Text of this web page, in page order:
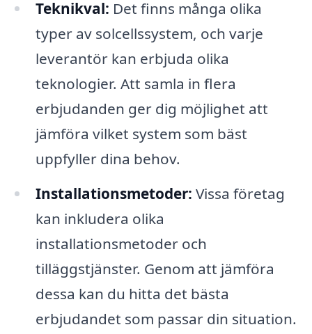
Teknikval: Det finns många olika
typer av solcellssystem, och varje
leverantör kan erbjuda olika
teknologier. Att samla in flera
erbjudanden ger dig möjlighet att
jämföra vilket system som bäst
uppfyller dina behov.
Installationsmetoder: Vissa företag
kan inkludera olika
installationsmetoder och
tilläggstjänster. Genom att jämföra
dessa kan du hitta det bästa
erbjudandet som passar din situation.